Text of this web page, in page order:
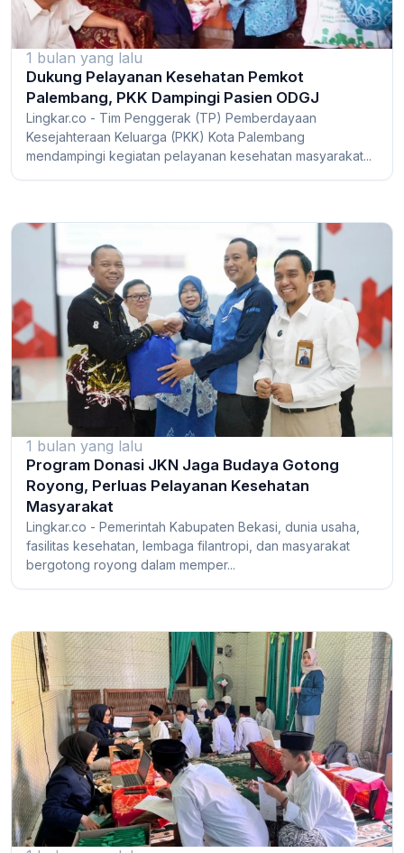
1 bulan yang lalu
Dukung Pelayanan Kesehatan Pemkot
Palembang, PKK Dampingi Pasien ODGJ
Lingkar.co - Tim Penggerak (TP) Pemberdayaan
Kesejahteraan Keluarga (PKK) Kota Palembang
mendampingi kegiatan pelayanan kesehatan masyarakat...
1 bulan yang lalu
Program Donasi JKN Jaga Budaya Gotong
Royong, Perluas Pelayanan Kesehatan
Masyarakat
Lingkar.co - Pemerintah Kabupaten Bekasi, dunia usaha,
fasilitas kesehatan, lembaga filantropi, dan masyarakat
bergotong royong dalam memper...